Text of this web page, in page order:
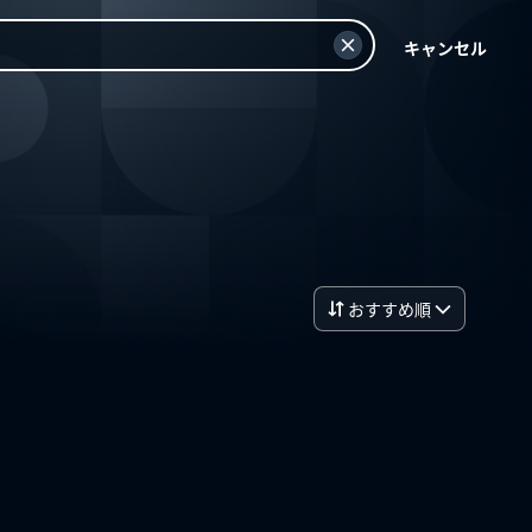
キャンセル
おすすめ順